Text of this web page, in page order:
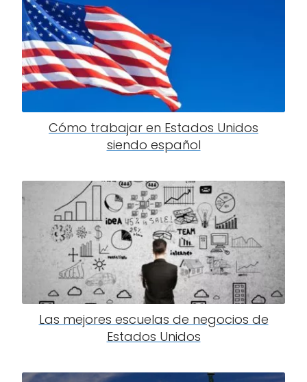
Cómo trabajar en Estados Unidos
siendo español
Las mejores escuelas de negocios de
Estados Unidos